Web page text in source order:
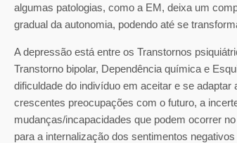
algumas patologias, como a EM, deixa um
gradual da autonomia, podendo até se
A depressão está entre os Transtornos
Transtorno bipolar, Dependência química e
dificuldade do indivíduo em aceitar e se
crescentes preocupações com o futuro, a
mudanças/incapacidades que podem ocorrer
para a internalização dos sentimentos